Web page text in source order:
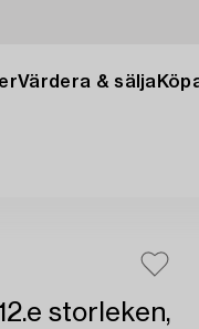
Värdera & sälja
storleken,